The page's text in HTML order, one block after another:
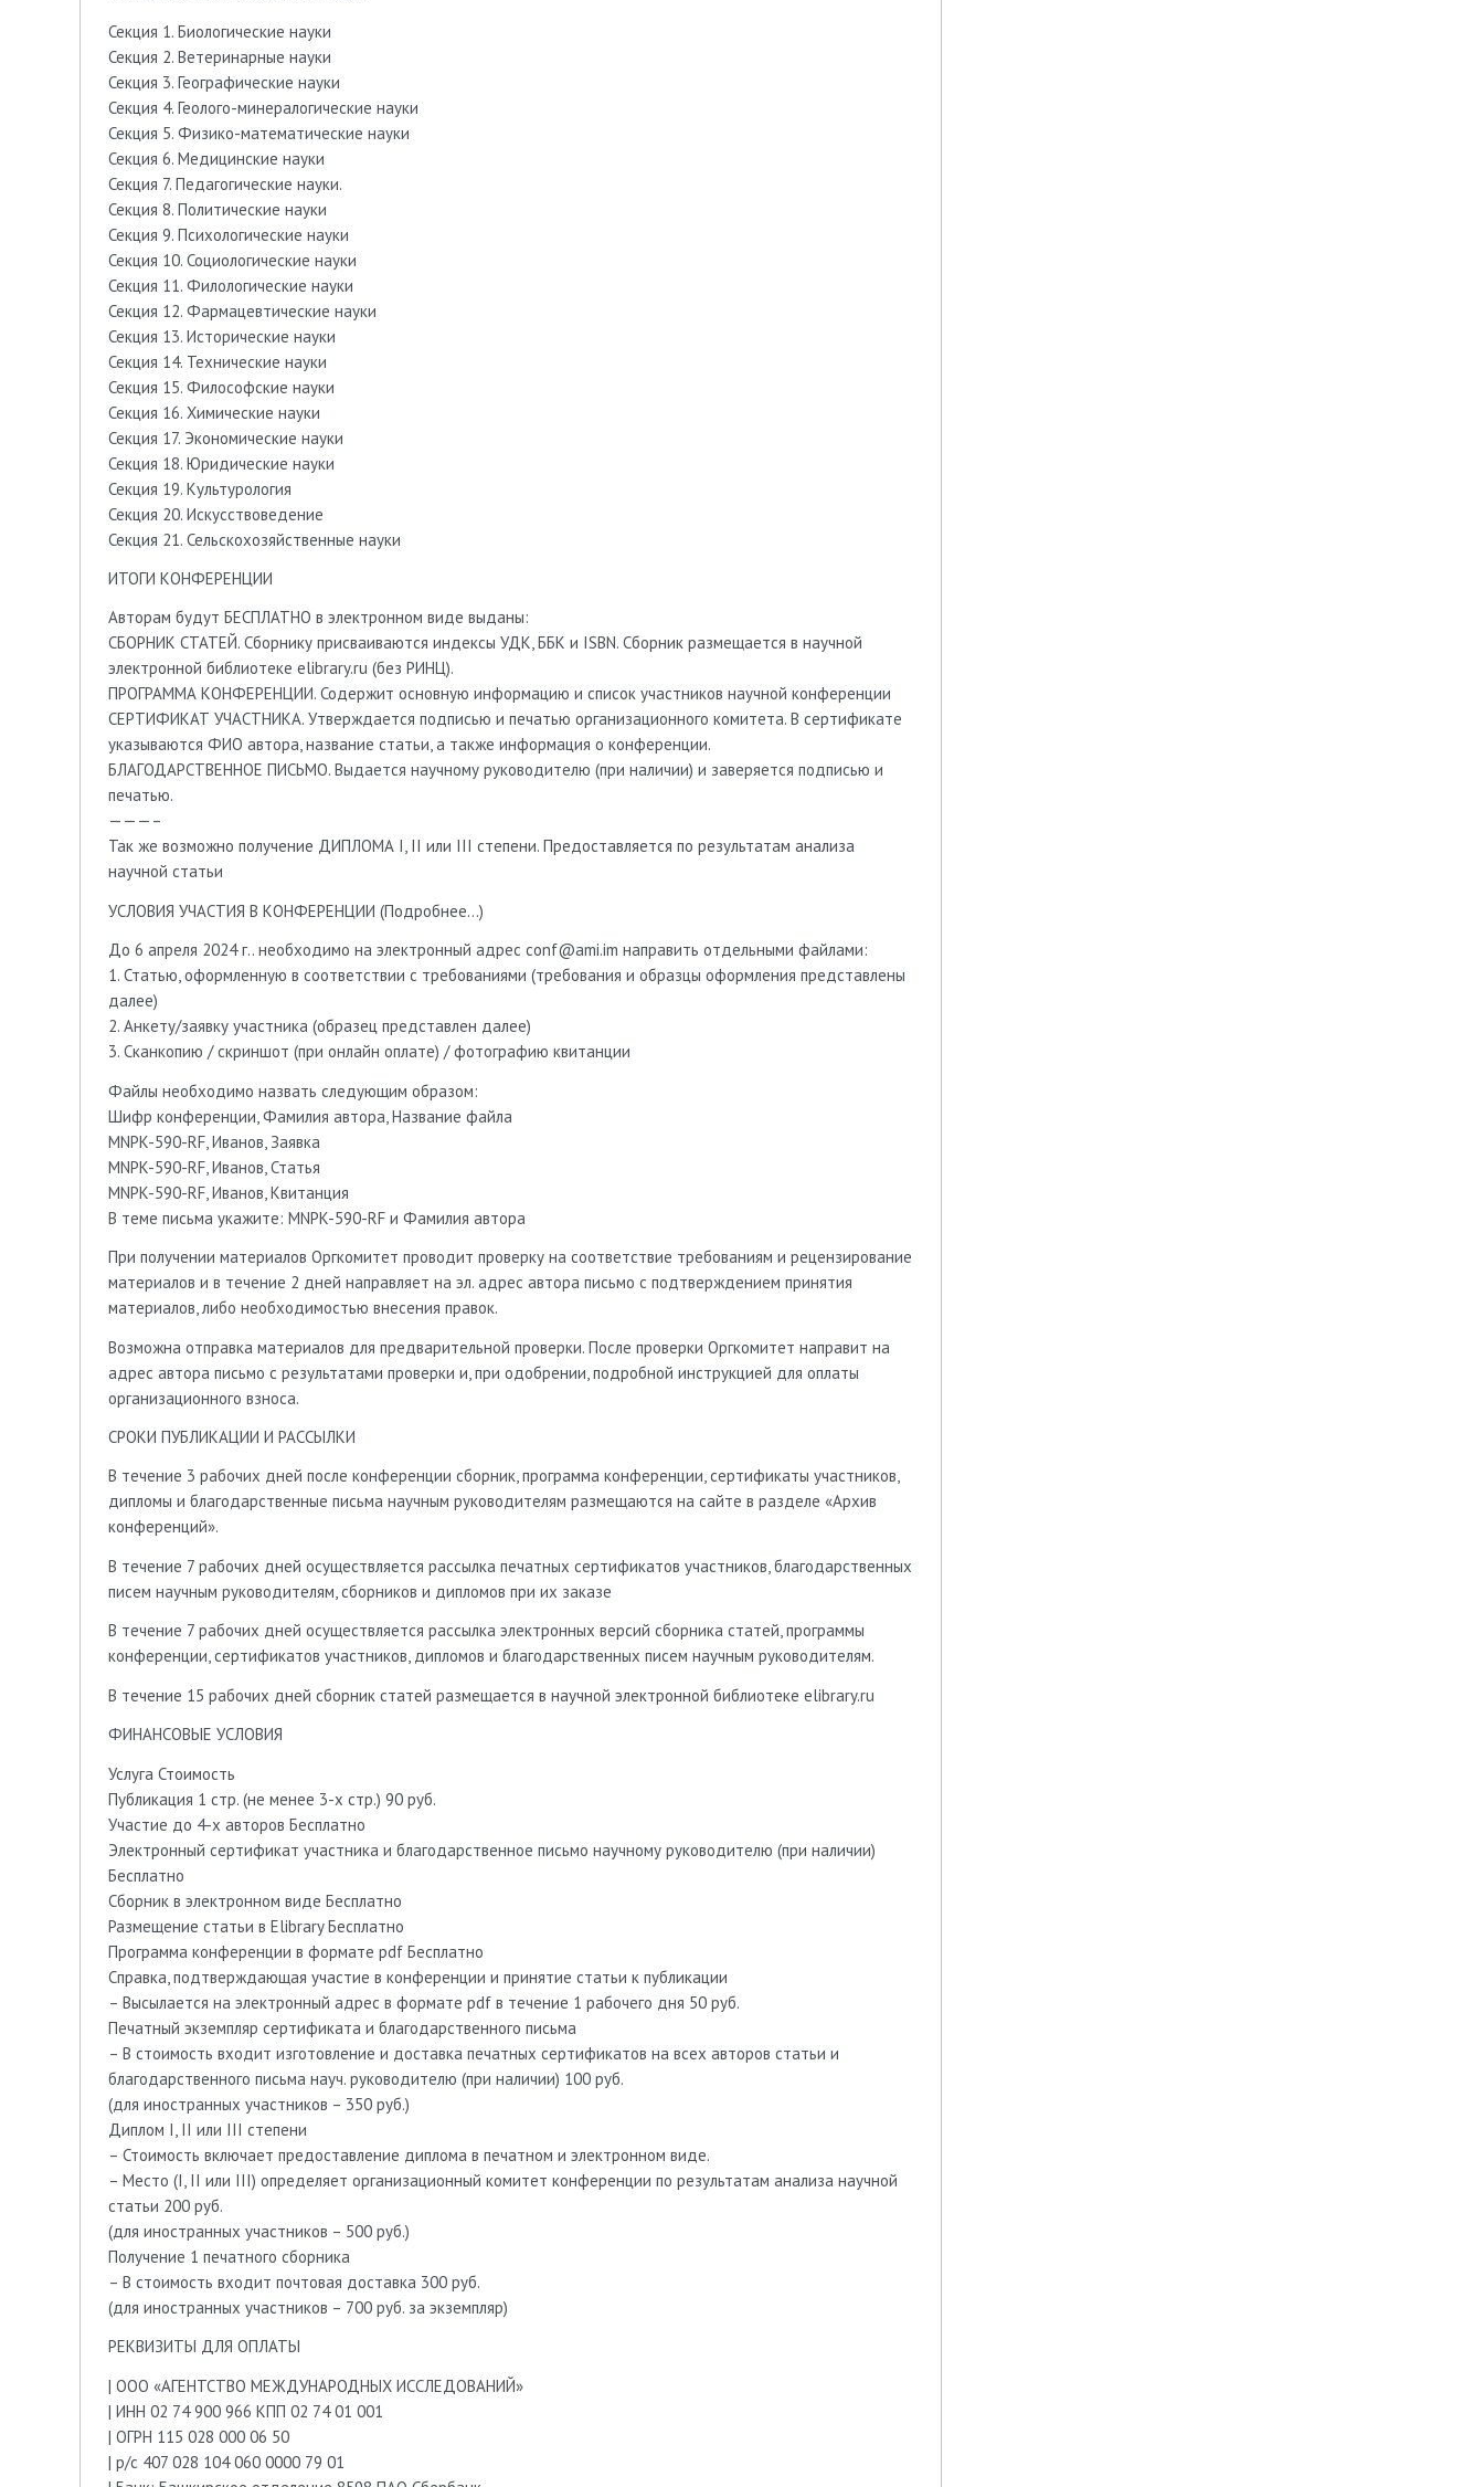
Секция 1. Биологические науки
Секция 2. Ветеринарные науки
Секция 3. Географические науки
Секция 4. Геолого-минералогические науки
Секция 5. Физико-математические науки
Секция 6. Медицинские науки
Секция 7. Педагогические науки.
Секция 8. Политические науки
Секция 9. Психологические науки
Секция 10. Социологические науки
Секция 11. Филологические науки
Секция 12. Фармацевтические науки
Секция 13. Исторические науки
Секция 14. Технические науки
Секция 15. Философские науки
Секция 16. Химические науки
Секция 17. Экономические науки
Секция 18. Юридические науки
Секция 19. Культурология
Секция 20. Искусствоведение
Секция 21. Сельскохозяйственные науки
ИТОГИ КОНФЕРЕНЦИИ
Авторам будут БЕСПЛАТНО в электронном виде выданы:
СБОРНИК СТАТЕЙ. Сборнику присваиваются индексы УДК, ББK и ISBN. Сборник размещается в научной
электронной библиотеке elibrary.ru (без РИНЦ).
ПРОГРАММА КОНФЕРЕНЦИИ. Содержит основную информацию и список участников научной конференции
СЕРТИФИКАТ УЧАСТНИКА. Утверждается подписью и печатью организационного комитета. В сертификате
указываются ФИО автора, название статьи, а также информация о конференции.
БЛАГОДАРСТВЕННОЕ ПИСЬМО. Выдается научному руководителю (при наличии) и заверяется подписью и
печатью.
———–
Так же возможно получение ДИПЛОМА I, II или III степени. Предоставляется по результатам анализа
научной статьи
УСЛОВИЯ УЧАСТИЯ В КОНФЕРЕНЦИИ (Подробнее…)
До 6 апреля 2024 г.. необходимо на электронный адрес conf@ami.im направить отдельными файлами:
1. Статью, оформленную в соответствии с требованиями (требования и образцы оформления представлены
далее)
2. Анкету/заявку участника (образец представлен далее)
3. Сканкопию / скриншот (при онлайн оплате) / фотографию квитанции
Файлы необходимо назвать следующим образом:
Шифр конференции, Фамилия автора, Название файла
MNPK-590-RF, Иванов, Заявка
MNPK-590-RF, Иванов, Статья
MNPK-590-RF, Иванов, Квитанция
В теме письма укажите: MNPK-590-RF и Фамилия автора
При получении материалов Оргкомитет проводит проверку на соответствие требованиям и рецензирование
материалов и в течение 2 дней направляет на эл. адрес автора письмо с подтверждением принятия
материалов, либо необходимостью внесения правок.
Возможна отправка материалов для предварительной проверки. После проверки Оргкомитет направит на
адрес автора письмо с результатами проверки и, при одобрении, подробной инструкцией для оплаты
организационного взноса.
СРОКИ ПУБЛИКАЦИИ И РАССЫЛКИ
В течение 3 рабочих дней после конференции сборник, программа конференции, сертификаты участников,
дипломы и благодарственные письма научным руководителям размещаются на сайте в разделе «Архив
конференций».
В течение 7 рабочих дней осуществляется рассылка печатных сертификатов участников, благодарственных
писем научным руководителям, сборников и дипломов при их заказе
В течение 7 рабочих дней осуществляется рассылка электронных версий сборника статей, программы
конференции, сертификатов участников, дипломов и благодарственных писем научным руководителям.
В течение 15 рабочих дней сборник статей размещается в научной электронной библиотеке elibrary.ru
ФИНАНСОВЫЕ УСЛОВИЯ
Услуга Стоимость
Публикация 1 стр. (не менее 3-х стр.) 90 руб.
Участие до 4-х авторов Бесплатно
Электронный сертификат участника и благодарственное письмо научному руководителю (при наличии)
Бесплатно
Сборник в электронном виде Бесплатно
Размещение статьи в Elibrary Бесплатно
Программа конференции в формате pdf Бесплатно
Справка, подтверждающая участие в конференции и принятие статьи к публикации
– Высылается на электронный адрес в формате pdf в течение 1 рабочего дня 50 руб.
Печатный экземпляр сертификата и благодарственного письма
– В стоимость входит изготовление и доставка печатных сертификатов на всех авторов статьи и
благодарственного письма науч. руководителю (при наличии) 100 руб.
(для иностранных участников – 350 руб.)
Диплом I, II или III степени
– Стоимость включает предоставление диплома в печатном и электронном виде.
– Место (I, II или III) определяет организационный комитет конференции по результатам анализа научной
статьи 200 руб.
(для иностранных участников – 500 руб.)
Получение 1 печатного сборника
– В стоимость входит почтовая доставка 300 руб.
(для иностранных участников – 700 руб. за экземпляр)
РЕКВИЗИТЫ ДЛЯ ОПЛАТЫ
| ООО «АГЕНТСТВО МЕЖДУНАРОДНЫХ ИССЛЕДОВАНИЙ»
| ИНН 02 74 900 966 КПП 02 74 01 001
| ОГРН 115 028 000 06 50
| р/с 407 028 104 060 0000 79 01